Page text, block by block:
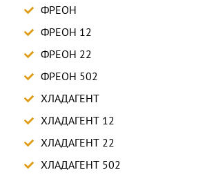
ФРЕОН
ФРЕОН 12
ФРЕОН 22
ФРЕОН 502
ХЛАДАГЕНТ
ХЛАДАГЕНТ 12
ХЛАДАГЕНТ 22
ХЛАДАГЕНТ 502